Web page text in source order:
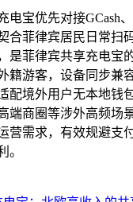
电宝优先对接GCash
合菲律宾居民日常扫
是菲律宾共享充电宝
籍游客，设备同步兼容
配境外用户无本地钱
端商圈等涉外高频场
营需求，有效规避支
。